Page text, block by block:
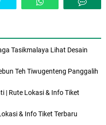
Tasikmalaya Lihat Desain
Teh Tiwugenteng Panggalih
| Rute Lokasi & Info Tiket
& Info Tiket Terbaru